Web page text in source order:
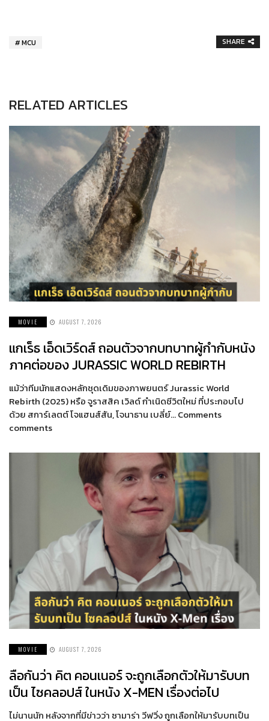
MCU SHARE
RELATED ARTICLES
MOVIE AUGUST 7, 2026
แกเร็ธ เอ็ดเวิร์ดส์ ถอนตัวจากบทบาทผู้กำกับหนัง
ภาคต่อของ JURASSIC WORLD REBIRTH
แม้ว่าทีมนักแสดงหลักชุดเดิมของภาพยนตร์ Jurassic World
Rebirth (2025) หรือ จูราสสิค เวิลด์ กำเนิดชีวิตใหม่ ที่ประกอบไป
ด้วย สการ์เลตต์ โจแฮนส์สัน, โจนาธาน เบลี่ย์… Comments
comments
MOVIE AUGUST 7, 2026
ลือกันว่า คิต คอนเนอร์ จะถูกเลือกตัวให้มารับบท
เป็น ไซคลอปส์ ในหนัง X-MEN เรื่องต่อไป
ไม่นานนัก หลังจากที่มีข่าวว่า ซามาร่า วีฟวิ่ง ถูกเลือกให้มารับบทเป็น